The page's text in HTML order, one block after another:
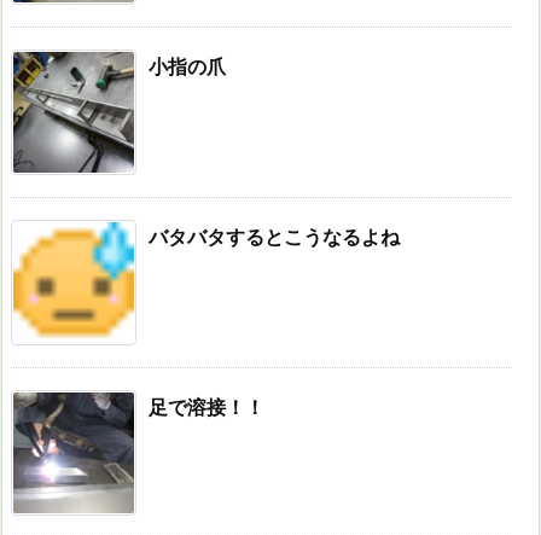
小指の爪
バタバタするとこうなるよね
足で溶接！！